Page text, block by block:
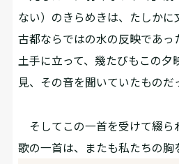
ない）のきらめきは、たしかに
古都ならではの水の反映であっ
土手に立って、幾たびもこの夕
見、その音を聞いていたものだ
そしてこの一首を受けて綴ら
歌の一首は、またも私たちの胸